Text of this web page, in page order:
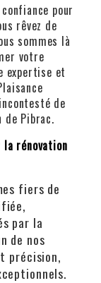
pour
rêvez de
sommes là
votre
expertise et
de
de Pibrac.
la rénovation
fiers de
par la
de nos
précision,